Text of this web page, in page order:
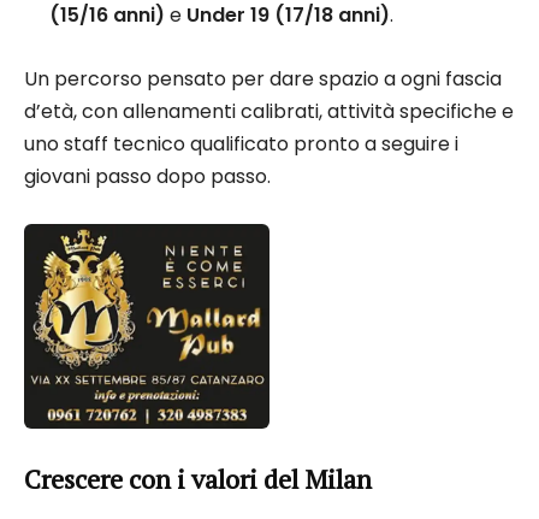
(15/16 anni) e Under 19 (17/18 anni).
Un percorso pensato per dare spazio a ogni fascia
d’età, con allenamenti calibrati, attività specifiche e
uno staff tecnico qualificato pronto a seguire i
giovani passo dopo passo.
Crescere con i valori del Milan